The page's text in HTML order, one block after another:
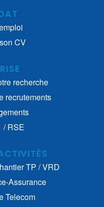
CV
recherche
recrutements
/ RSE
TP / VRD
Assurance
Telecom